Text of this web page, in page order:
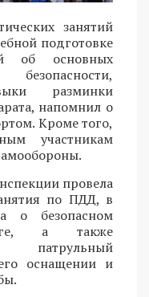
занятий
подготовке
об основных
разминки
напомнил о
Кроме того,
участникам
провела
по ПДД, в
о безопасном
а также
патрульный
оснащении и